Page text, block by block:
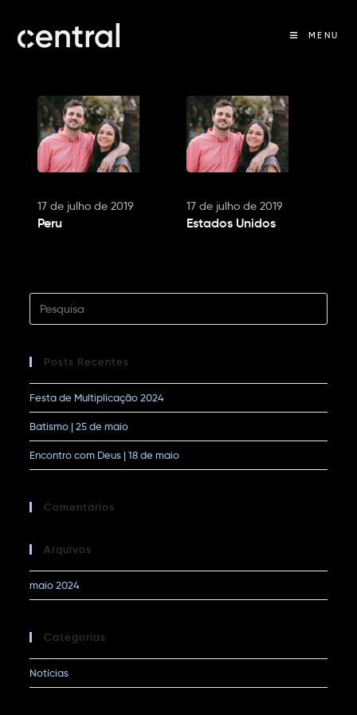
MENU
17 de julho de 2019
Peru
17 de julho de 2019
Estados Unidos
Posts Recentes
Festa de Multiplicação 2024
Batismo | 25 de maio
Encontro com Deus | 18 de maio
Comentários
Arquivos
maio 2024
Categorias
Notícias